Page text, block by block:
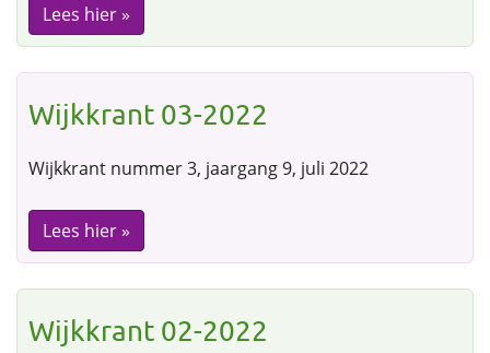
Lees hier »
Wijkkrant 03-2022
Wijkkrant nummer 3, jaargang 9, juli 2022
Lees hier »
Wijkkrant 02-2022